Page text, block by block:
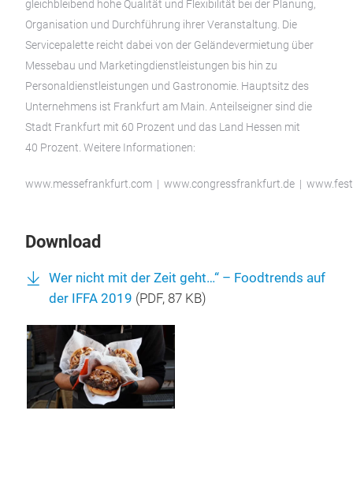
gleichbleibend hohe Qualität und Flexibilität bei der Planung,
Organisation und Durchführung ihrer Veranstaltung. Die
Servicepalette reicht dabei von der Geländevermietung über
Messebau und Marketingdienstleistungen bis hin zu
Personaldienstleistungen und Gastronomie. Hauptsitz des
Unternehmens ist Frankfurt am Main. Anteilseigner sind die
Stadt Frankfurt mit 60 Prozent und das Land Hessen mit
40 Prozent. Weitere Informationen:
www.messefrankfurt.com | www.congressfrankfurt.de |
Download
Wer nicht mit der Zeit geht…“ – Foodtrends auf
der IFFA 2019 (PDF, 87 KB)